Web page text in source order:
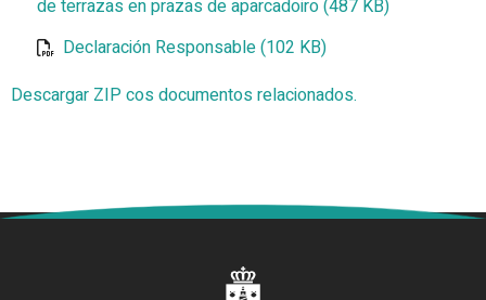
de terrazas en prazas de aparcadoiro (487 KB)
Declaración Responsable (102 KB)
Descargar ZIP cos documentos relacionados.